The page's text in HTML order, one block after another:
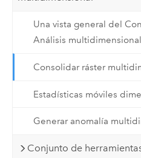
Una vista general del
Análisis
Consolidar ráster
Estadísticas móviles
Generar anomalía
Conjunto de